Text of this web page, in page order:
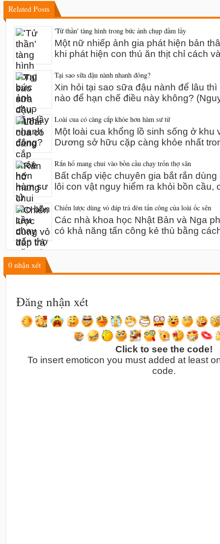
Related Posts
'Tử thần' tàng hình trong bức ảnh chụp đầm lầy
Một nữ nhiếp ảnh gia phát hiện bản
khi phát hiện con thú ăn thịt chỉ cách
Tại sao sữa đậu nành nhanh đông?
Xin hỏi tại sao sữa đậu nành để lâu
nào để hạn chế điều này không?
Loài cua có càng cắp khỏe hơn hàm sư tử
Một loài cua khổng lồ sinh sống ở khu
Dương sở hữu cặp càng khỏe nhất
Rắn hổ mang chui vào bồn cầu chạy trốn thợ săn
Bất chấp việc chuyên gia bắt rắn
lôi con vật nguy hiểm ra khỏi bồn cầu,
Chiến lược dùng vỏ đáp trả đòn tấn công của loài ốc sên
Các nhà khoa học Nhật Bản và Nga
có khả năng tấn công kẻ thù bằng
0 nhận xét
Đăng nhận xét
Click to see the code!
To insert emoticon you must added at least
code.